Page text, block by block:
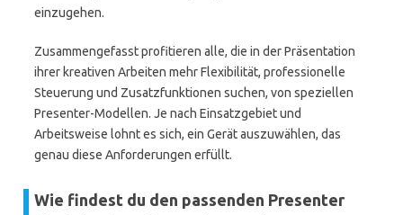
einzugehen.
Zusammengefasst profitieren alle, die in der Präsentation
ihrer kreativen Arbeiten mehr Flexibilität, professionelle
Steuerung und Zusatzfunktionen suchen, von speziellen
Presenter-Modellen. Je nach Einsatzgebiet und
Arbeitsweise lohnt es sich, ein Gerät auszuwählen, das
genau diese Anforderungen erfüllt.
Wie findest du den passenden Presenter